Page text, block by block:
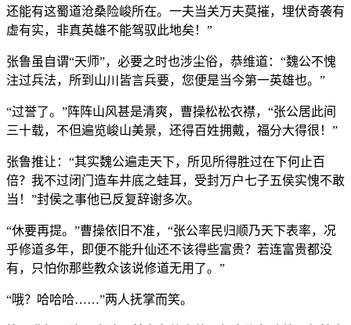
还能有这蜀道沧桑险峻所在。一夫当关万夫莫摧，埋伏奇袭有
虚有实，非真英雄不能驾驭此地矣！”
张鲁虽自谓“天师”，必要之时也涉尘俗，恭维道：“魏公不愧
注过兵法，所到山川皆言兵要，您便是当今第一英雄也。”
“过誉了。”阵阵山风甚是清爽，曹操松松衣襟，“张公居此间
三十载，不但遍览峻山美景，还得百姓拥戴，福分大得很！”
张鲁推让：“其实魏公遍走天下，所见所得胜过在下何止百
倍？我不过闭门造车井底之蛙耳，受封万户七子五侯实愧不敢
当！”封侯之事他已反复辞谢多次。
“休要再提。”曹操依旧不准，“张公率民归顺乃天下表率，况
乎修道多年，即便不能升仙还不该得些富贵？若连富贵都没
有，只怕你那些教众该说修道无用了。”
“哦？哈哈哈……”两人抚掌而笑。